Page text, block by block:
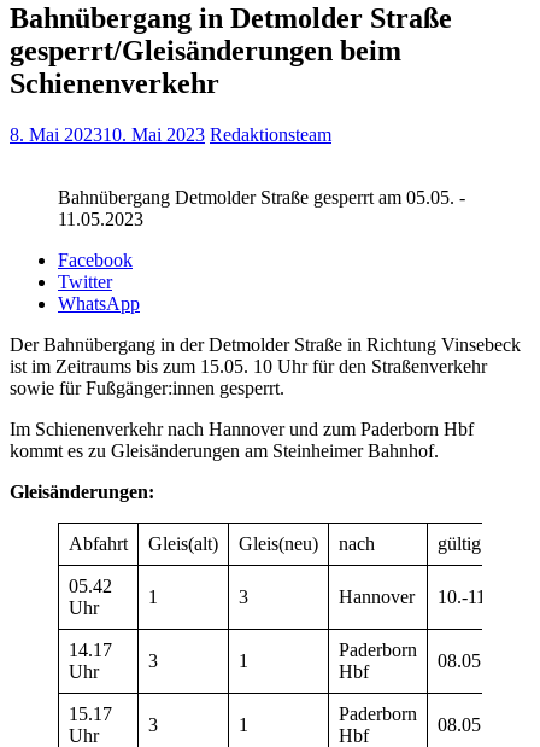
Bahnübergang in Detmolder Straße
gesperrt/Gleisänderungen beim
Schienenverkehr
8. Mai 202310. Mai 2023 Redaktionsteam
Bahnübergang Detmolder Straße gesperrt am 05.05. -
11.05.2023
Facebook
Twitter
WhatsApp
Der Bahnübergang in der Detmolder Straße in Richtung Vinsebeck
ist im Zeitraums bis zum 15.05. 10 Uhr für den Straßenverkehr
sowie für Fußgänger:innen gesperrt.
Im Schienenverkehr nach Hannover und zum Paderborn Hbf
kommt es zu Gleisänderungen am Steinheimer Bahnhof.
Gleisänderungen:
Abfahrt Gleis(alt) Gleis(neu) nach gültig am
05.42
Uhr
1 3 Hannover 10.-
14.17
Uhr
3 1
Paderborn
Hbf
08.05.2023
15.17
Uhr
3 1
Paderborn
Hbf
08.05.2023